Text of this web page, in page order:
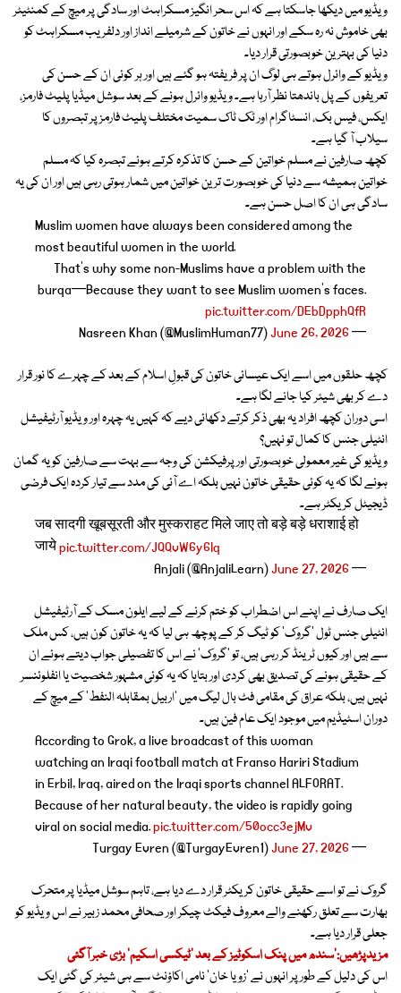
ویڈیو میں دیکھا جاسکتا ہے کہ اس سحر انگیز مسکراہٹ اور سادگی پر میچ کے کمنٹیٹر
بھی خاموش نہ رہ سکے اور انہوں نے خاتون کے شرمیلے انداز اور دلفریب مسکراہٹ کو
دنیا کی بہترین خوبصورتی قرار دیا۔
ویڈیو کے وائرل ہوتے ہی لوگ ان پر فریفتہ ہو گئے ہیں اور ہر کوئی ان کے حسن کی
تعریفوں کے پل باندھتا نظر آرہا ہے۔ ویڈیو وائرل ہونے کے بعد سوشل میڈیا پلیٹ فارمز،
ایکس، فیس بک، انسٹاگرام اور ٹک ٹاک سمیت مختلف پلیٹ فارمز پر تبصروں کا
سیلاب آ گیا ہے۔
کچھ صارفین نے مسلم خواتین کے حسن کا تذکرہ کرتے ہوئے تبصرہ کیا کہ مسلم
خواتین ہمیشہ سے دنیا کی خوبصورت ترین خواتین میں شمار ہوتی رہی ہیں اور ان کی یہ
سادگی ہی ان کا اصل حسن ہے۔
Muslim women have always been considered among the
most beautiful women in the world.
That’s why some non-Muslims have a problem with the
burqa—Because they want to see Muslim women’s faces.
pic.twitter.com/DEbDpphQfR
— Nasreen Khan (@MuslimHuman77)
June 26, 2026
کچھ حلقوں میں اسے ایک عیسائی خاتون کی قبولِ اسلام کے بعد کے چہرے کا نور قرار
دے کر بھی شیئر کیا جانے لگا ہے۔
اسی دوران کچھ افراد یہ بھی ذکر کرتے دکھائی دیے کہ کہیں یہ چہرہ اور ویڈیو آرٹیفیشل
انٹیلی جنس کا کمال تو نہیں؟
ویڈیو کی غیر معمولی خوبصورتی اور پرفیکشن کی وجہ سے بہت سے صارفین کو یہ گمان
ہونے لگا کہ یہ کوئی حقیقی خاتون نہیں بلکہ اے آئی کی مدد سے تیار کردہ ایک فرضی
ڈیجیٹل کریکٹر ہے۔
जब सादगी खूबसूरती और मुस्कराहट मिले जाए तो बड़े बड़े धराशाई हो
जायेpic.twitter.com/JQQvW6y6Iq
— Anjali (@AnjaliLearn)
June 27, 2026
ایک صارف نے اپنے اس اضطراب کو ختم کرنے کے لیے ایلون مسک کے آرٹیفیشل
انٹیلی جنس ٹول ’گروک‘ کو ٹیگ کر کے پوچھ ہی لیا کہ یہ خاتون کون ہیں، کس ملک
سے ہیں اور کیوں ٹرینڈ کر رہی ہیں، تو ’گروک‘ نے اس کا تفصیلی جواب دیتے ہوئے ان
کے حقیقی ہونے کی تصدیق بھی کردی اور بتایا کہ یہ کوئی مشہور شخصیت یا انفلوئنسر
نہیں ہیں، بلکہ عراق کی مقامی فٹ بال لیگ میں ’اربیل بمقابلہ النفط‘ کے میچ کے
دوران اسٹیڈیم میں موجود ایک عام فین ہیں۔
According to Grok, a live broadcast of this woman
watching an Iraqi football match at Franso Hariri Stadium
in Erbil, Iraq, aired on the Iraqi sports channel ALFORAT.
Because of her natural beauty, the video is rapidly going
viral on social media.pic.twitter.com/50occ3ejMv
— Turgay Evren (@TurgayEvren1)
June 27, 2026
گروک نے تو اسے حقیقی خاتون کریکٹر قرار دے دیا ہے، تاہم سوشل میڈیا پر متحرک
بھارت سے تعلق رکھنے والے معروف فیکٹ چیکر اور صحافی محمد زبیر نے اس ویڈیو کو
جعلی قرار دیا ہے۔
مزیدپڑھیں:’سندھ میں پنک اسکوٹیز کے بعد ’ٹیکسی اسکیم‘ بڑی خبر آگئی
اس کی دلیل کے طور پر انہوں نے ’زویا خان‘ نامی اکاؤنٹ سے ہی شیئر کی گئی ایک